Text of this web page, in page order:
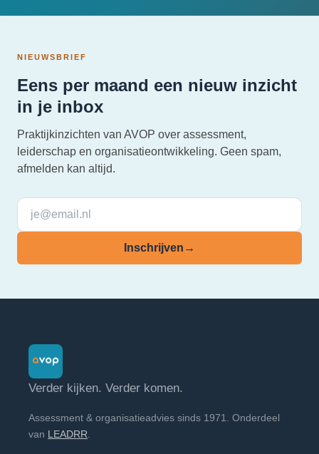
NIEUWSBRIEF
Eens per maand een nieuw inzicht
in je inbox
Praktijkinzichten van AVOP over assessment,
leiderschap en organisatieontwikkeling. Geen spam,
afmelden kan altijd.
Inschrijven →
Verder kijken. Verder komen.
Assessment & organisatieadvies sinds 1971. Onderdeel
van LEADRR